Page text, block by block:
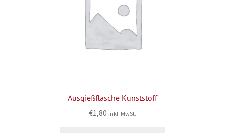
Ausgießflasche Kunststoff
€1,80 inkl. MwSt.